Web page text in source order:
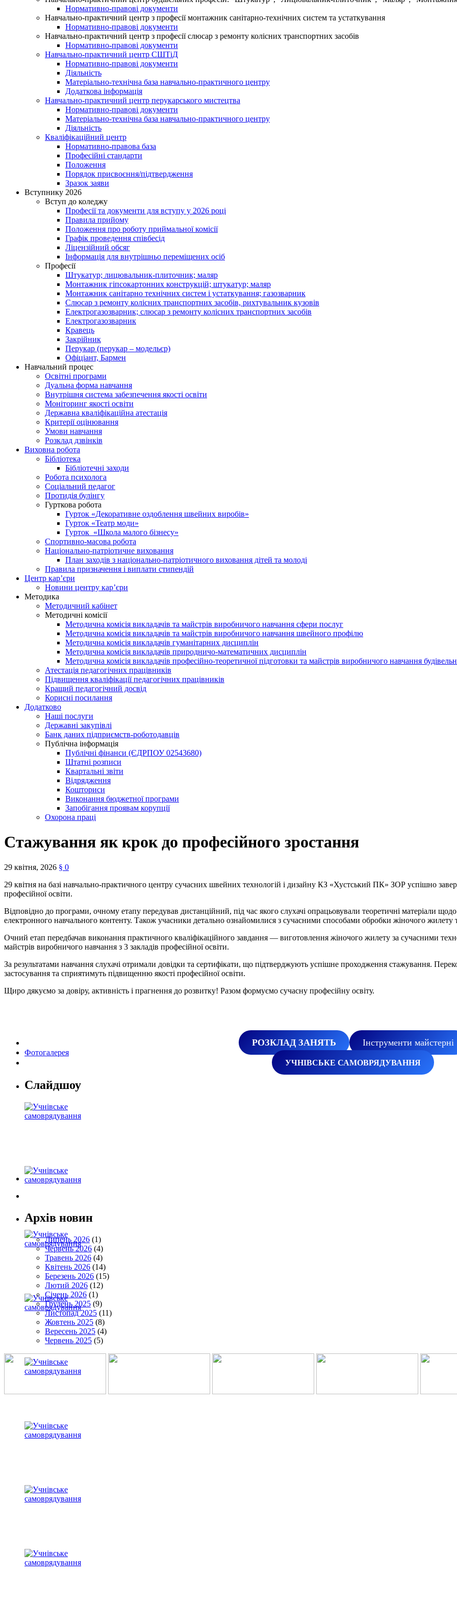
Нормативно-правові документи
Навчально-практичний центр з професії монтажник санітарно-технічних систем та устаткування
Нормативно-правові документи
Навчально-практичний центр з професії слюсар з ремонту колісних транспортних засобів
Нормативно-правові документи
Навчально-практичний центр СШТіД
Нормативно-правові документи
Діяльність
Матеріально-технічна база навчально-практичного центру
Додаткова інформація
Навчально-практичний центр перукарського мистецтва
Нормативно-правові документи
Матеріально-технічна база навчально-практичного центру
Діяльність
Кваліфікаційний центр
Нормативно-правова база
Професійні стандарти
Положення
Порядок присвоєння/підтвердження
Зразок заяви
Вступнику 2026
Вступ до коледжу
Професії та документи для вступу у 2026 році
Правила прийому
Положення про роботу приймальної комісії
Графік проведення співбесід
Ліцензійний обсяг
Інформація для внутрішньо переміщених осіб
Професії
Штукатур; лицювальник-плиточник; маляр
Монтажник гіпсокартонних конструкцій; штукатур; маляр
Монтажник санітарно технічних систем і устаткування; газозварник
Слюсар з ремонту колісних транспортних засобів, рихтувальник кузовів
Електрогазозварник; слюсар з ремонту колісних транспортних засобів
Електрогазозварник
Кравець
Закрійник
Перукар (перукар – модельєр)
Офіціант, Бармен
Навчальний процес
Освітні програми
Дуальна форма навчання
Внутрішня система забезпечення якості освіти
Моніторинг якості освіти
Державна кваліфікаційна атестація
Критерії оцінювання
Умови навчання
Розклад дзвінків
Виховна робота
Бібліотека
Бібліотечні заходи
Робота психолога
Соціальний педагог
Протидія булінгу
Гурткова робота
Гурток «Декоративне оздоблення швейних виробів»
Гурток «Театр моди»
Гурток «Школа малого бізнесу»
Спортивно-масова робота
Національно-патріотичне виховання
План заходів з національно-патріотичного виховання дітей та молоді
Правила призначення і виплати стипендій
Центр кар’єри
Новини центру кар’єри
Методика
Методичний кабінет
Методичні комісії
Методична комісія викладачів та майстрів виробничого навчання сфери послуг
Методична комісія викладачів та майстрів виробничого навчання швейного профілю
Методична комісія викладачів гуманітарних дисциплін
Методична комісія викладачів природничо-математичних дисциплін
Методична комісія викладачів професійно-теоретичної підготовки та майстрів виробничого навчання
Атестація педагогічних працівників
Підвищення кваліфікації педагогічних працівників
Кращий педагогічний досвід
Корисні посилання
Додатково
Наші послуги
Державні закупівлі
Банк даних підприємств-роботодавців
Публічна інформація
Публічні фінанси (ЄДРПОУ 02543680)
Штатні розписи
Квартальні звіти
Відрядження
Кошториси
Виконання бюджетної програми
Запобігання проявам корупції
Охорона праці
Стажування як крок до професійного зростання
29 квітня, 2026 § 0
29 квітня на базі навчально-практичного центру сучасних швейних технологій і дизайну КЗ «Хустський ПК» ЗОР успішно
професійної освіти.
Відповідно до програми, очному етапу передував дистанційний, під час якого слухачі опрацьовували теоретичні матеріали
електронного навчального контенту. Також учасники детально ознайомилися з сучасними способами обробки жіночого жилету
Очний етап передбачав виконання практичного кваліфікаційного завдання — виготовлення жіночого жилету за сучасними
майстрів виробничого навчання з 3 закладів професійної освіти.
За результатами навчання слухачі отримали довідки та сертифікати, що підтверджують успішне проходження стажування.
застосування та сприятимуть підвищенню якості професійної освіти.
Щиро дякуємо за довіру, активність і прагнення до розвитку! Разом формуємо сучасну професійну освіту.
РОЗКЛАД ЗАНЯТЬ Інструменти майстерні
Фотогалерея
УЧНІВСЬКЕ САМОВРЯДУВАННЯ
Слайдшоу
Архів новин
Липень 2026 (1)
Червень 2026 (4)
Травень 2026 (4)
Квітень 2026 (14)
Березень 2026 (15)
Лютий 2026 (12)
Січень 2026 (1)
Грудень 2025 (9)
Листопад 2025 (11)
Жовтень 2025 (8)
Вересень 2025 (4)
Червень 2025 (5)